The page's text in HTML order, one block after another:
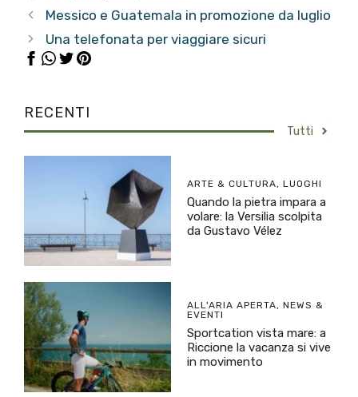
Messico e Guatemala in promozione da luglio
Una telefonata per viaggiare sicuri
RECENTI
Tutti
ARTE & CULTURA, LUOGHI
Quando la pietra impara a
volare: la Versilia scolpita
da Gustavo Vélez
ALL'ARIA APERTA, NEWS &
EVENTI
Sportcation vista mare: a
Riccione la vacanza si vive
in movimento